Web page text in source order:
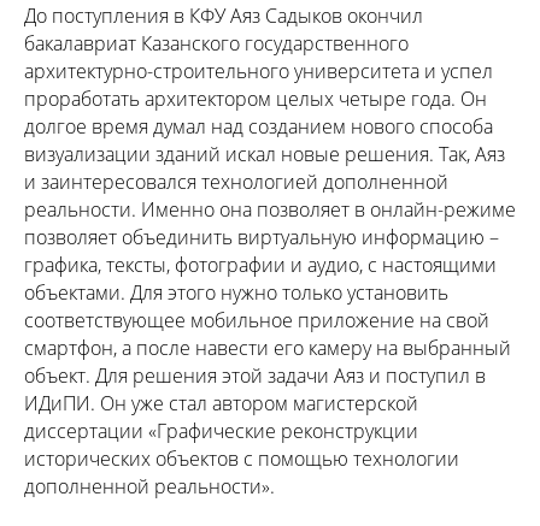
До поступления в КФУ Аяз Садыков окончил
бакалавриат Казанского государственного
архитектурно-строительного университета и успел
проработать архитектором целых четыре года. Он
долгое время думал над созданием нового способа
визуализации зданий искал новые решения. Так, Аяз
и заинтересовался технологией дополненной
реальности. Именно она позволяет в онлайн-режиме
позволяет объединить виртуальную информацию –
графика, тексты, фотографии и аудио, с настоящими
объектами. Для этого нужно только установить
соответствующее мобильное приложение на свой
смартфон, а после навести его камеру на выбранный
объект. Для решения этой задачи Аяз и поступил в
ИДиПИ. Он уже стал автором магистерской
диссертации «Графические реконструкции
исторических объектов с помощью технологии
дополненной реальности».